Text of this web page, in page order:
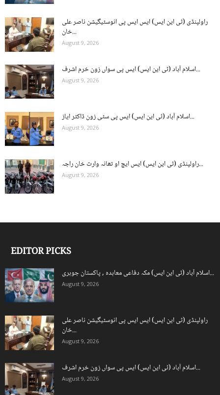
راولپنڈی (ٹی این ایس) ایس ایس پی انوسٹیگیشن ناصر علی
خان...
August 9, 2026
اسلام آباد (ٹی این ایس) ایس پی سواں زون خرم اشرف...
August 9, 2026
اسلام آباد (ٹی این ایس) ایس پی سٹی زون ڈاکٹر ایاز...
August 9, 2026
راولپنڈی (ٹی این ایس) ایس ایچ او تھانہ وارث خان راجہ...
August 9, 2026
EDITOR PICKS
اسلام آباد (ٹی این ایس) مکہ دفاعی معاہدہ , پاکستان جوہری...
August 9, 2026
راولپنڈی (ٹی این ایس) ایس ایس پی انوسٹیگیشن ناصر علی
خان...
August 9, 2026
اسلام آباد (ٹی این ایس) ایس پی سواں زون خرم اشرف...
August 9, 2026